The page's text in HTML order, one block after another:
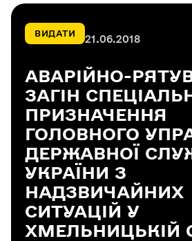
ВИДАТИ 21.06.2018
АВАРІЙНО-
ЗАГІН
ПРИЗНАЧЕННЯ
ГОЛОВНОГО
ДЕРЖАВНОЇ
УКРАЇНИ З
НАДЗВИЧАЙНИХ
СИТУАЦІЙ У
ХМЕЛЬНИЦЬКІЙ